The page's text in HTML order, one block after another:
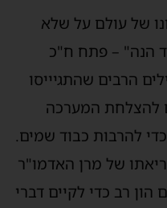
של עולם על שלא
הנה" – פתח ח"כ
הרבים שהתגיייסו
להצלחת המערכה
להרבות כבוד שמים.
של מרן האדמו"ר
הון רב כדי לקיים דברי